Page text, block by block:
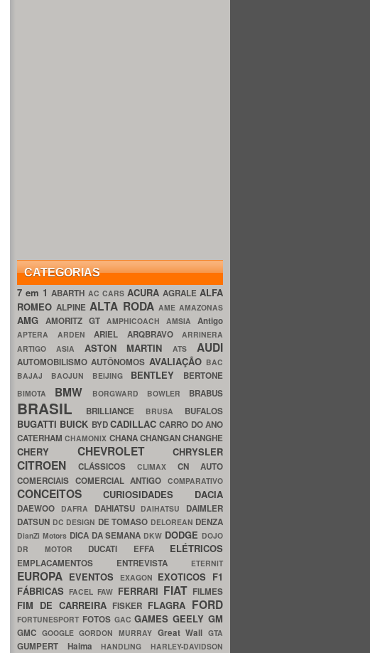
CATEGORIAS
7 em 1ABARTH AC CARS ACURA AGRALE ALFA
ROMEOALPINEALTA RODA AME AMAZONAS
AMG AMORITZ GT AMPHICOACH AMSIA Antigo
APTERA ARDEN ARIEL ARQBRAVO ARRINERA
ARTIGO ASIA ASTON MARTINATS AUDI
AUTOMOBILISMOAUTÔNOMOS AVALIAÇÃO BAC
BAJAJ BAOJUN BEIJING BENTLEY BERTONE
BIMOTA BMW BORGWARD BOWLER BRABUS
BRASIL BRILLIANCE BRUSA BUFALOS
BUGATTI BUICK BYDCADILLACCARRO DO ANO
CATERHAMCHAMONIX CHANACHANGANCHANGHE
CHERY CHEVROLET CHRYSLER
CITROEN CLÁSSICOS CLIMAX CN AUTO
COMERCIAIS COMERCIAL ANTIGOCOMPARATIVO
CONCEITOS CURIOSIDADES DACIA
DAEWOO DAFRA DAHIATSU DAIHATSU DAIMLER
DATSUN DC DESIGN DE TOMASO DELOREAN DENZA
DianZi Motors DICA DA SEMANA DKW DODGE DOJO
DR MOTOR DUCATI EFFA ELÉTRICOS
EMPLACAMENTOS ENTREVISTA ETERNIT
EUROPA EVENTOS EXAGON EXOTICOS F1
FÁBRICASFACELFAW FERRARI FIAT FILMES
FIM DE CARREIRA FISKER FLAGRA FORD
FORTUNESPORT FOTOS GACGAMESGEELYGM
GMC GOOGLEGORDON MURRAY Great WallGTA
GUMPERT HaimaHANDLINGHARLEY-DAVIDSON